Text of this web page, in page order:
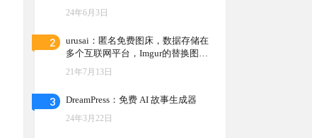
24年6月3日
2
urusai：匿名免费图床，数据存储在
多个互联网平台，Imgur的替换图片
存储图床方案
21年7月13日
3 DreamPress：免费 AI 故事生成器
24年3月22日